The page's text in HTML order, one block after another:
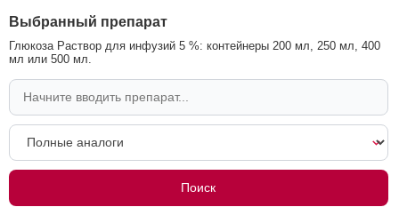
Выбранный препарат
Глюкоза Раствор для инфузий 5 %: контейнеры 200 мл, 250 мл, 400
мл или 500 мл.